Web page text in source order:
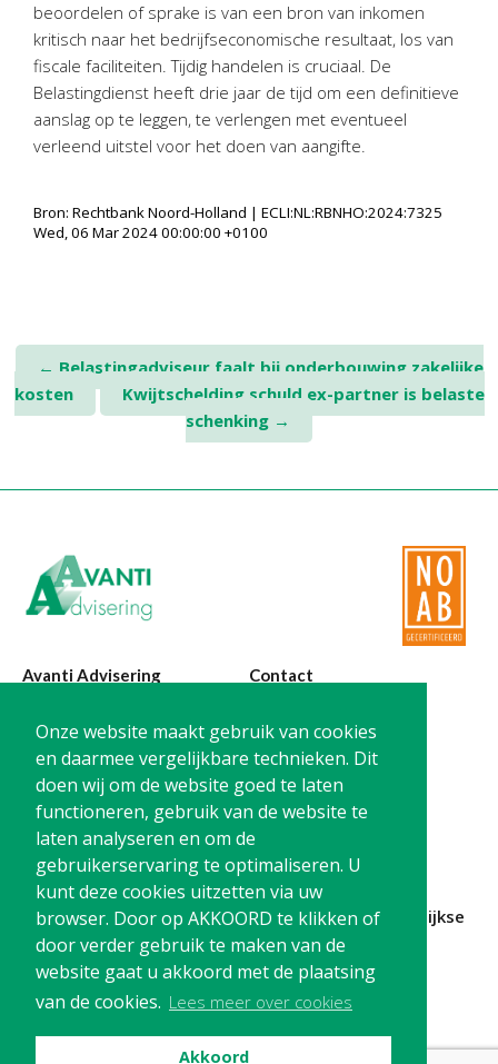
Onze website maakt gebruik van cookies
en daarmee vergelijkbare technieken. Dit
doen wij om de website goed te laten
functioneren, gebruik van de website te
laten analyseren en om de
gebruikerservaring te optimaliseren. U
kunt deze cookies uitzetten via uw
browser. Door op AKKOORD te klikken of
door verder gebruik te maken van de
website gaat u akkoord met de plaatsing
van de cookies. Lees meer over cookies
Akkoord
beoordelen of sprake is van een bron van inkomen
kritisch naar het bedrijfseconomische resultaat, los van
fiscale faciliteiten. Tijdig handelen is cruciaal. De
Belastingdienst heeft drie jaar de tijd om een definitieve
aanslag op te leggen, te verlengen met eventueel
verleend uitstel voor het doen van aangifte.
Bron: Rechtbank Noord-Holland | ECLI:NL:RBNHO:2024:7325
Wed, 06 Mar 2024 00:00:00 +0100
Post
navigation
← Belastingadviseur faalt bij onderbouwing zakelijke
kosten
Kwijtschelding schuld ex-partner is belaste
schenking →
Avanti Advisering
Poelstraat 4
1441 RR Purmerend
Contact
T: 0299-420870
@:
info@avanti-
advisering.nl
BTW: NL861212733B01
Blijf op de hoogte en schrijf je in voor onze maandelijkse
nieuwsbrief
Schrijf me in!